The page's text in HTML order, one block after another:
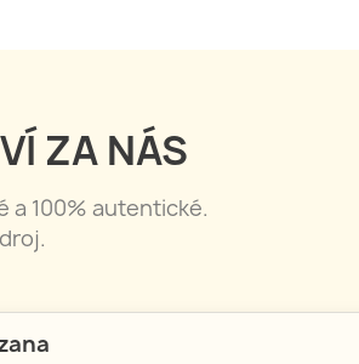
ZA NÁS
a 100% autentické.